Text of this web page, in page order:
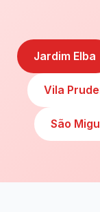
Jardim Elba
Vila
São